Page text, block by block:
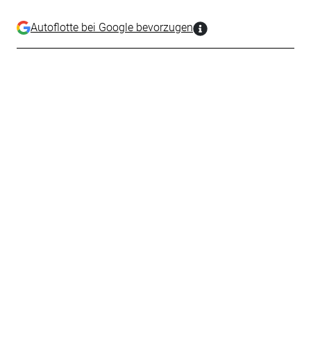
Autoflotte bei Google bevorzugen